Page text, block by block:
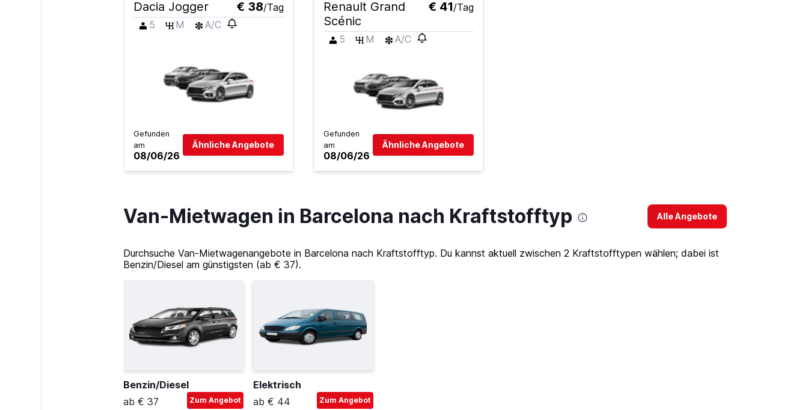
Dacia Jogger € 38/Tag
5
M A/C
Gefunden
am
08/06/26
Ähnliche Angebote
Renault Grand
Scénic
€ 41/Tag
5 M A/C
Gefunden
am
08/06/26
Ähnliche Angebote
Van-Mietwagen in Barcelona nach Kraftstofftyp Alle Angebote
Durchsuche Van-Mietwagenangebote in Barcelona nach Kraftstofftyp. Du kannst aktuell zwischen 2 Kraftstofftypen wählen; dabei ist
Benzin/Diesel am günstigsten (ab € 37).
Benzin/Diesel
ab € 37
Zum Angebot
Elektrisch
ab € 44
Zum Angebot